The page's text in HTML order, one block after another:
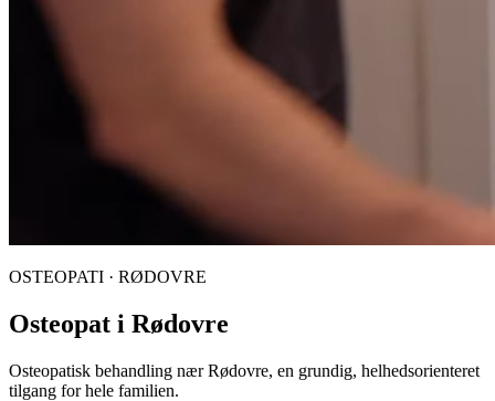
OSTEOPATI · RØDOVRE
Osteopat i Rødovre
Osteopatisk behandling nær Rødovre, en grundig, helhedsorienteret
tilgang for hele familien.